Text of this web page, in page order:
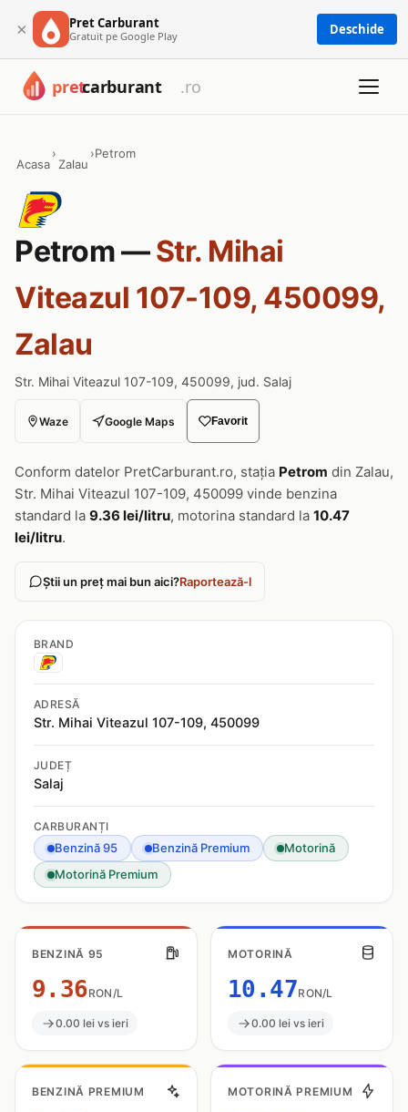
× Pret Carburant
Gratuit pe Google Play Deschide
Acasa
›
Zalau
›Petrom
Petrom —Str. Mihai
Viteazul 107-109, 450099,
Zalau
Str. Mihai Viteazul 107-109, 450099, jud. Salaj
Waze Google Maps Favorit
Conform datelor PretCarburant.ro, stația Petrom din Zalau,
Str. Mihai Viteazul 107-109, 450099 vinde benzina
standard la 9.36 lei/litru, motorina standard la 10.47
lei/litru.
Știi un preț mai bun aici?Raportează-l
BRAND
ADRESĂ
Str. Mihai Viteazul 107-109, 450099
JUDEȚ
Salaj
CARBURANȚI
Benzină 95 Benzină Premium
Motorină
Motorină Premium
BENZINĂ 95
9.36RON/L
0.00 lei vs ieri
MOTORINĂ
10.47RON/L
0.00 lei vs ieri
BENZINĂ PREMIUM MOTORINĂ PREMIUM